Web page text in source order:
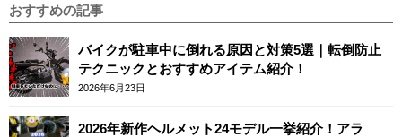
おすすめの記事
バイクが駐車中に倒れる原因と対策5選｜転倒防止
テクニックとおすすめアイテム紹介！
2026年6月23日
2026年新作ヘルメット24モデル一挙紹介！アラ